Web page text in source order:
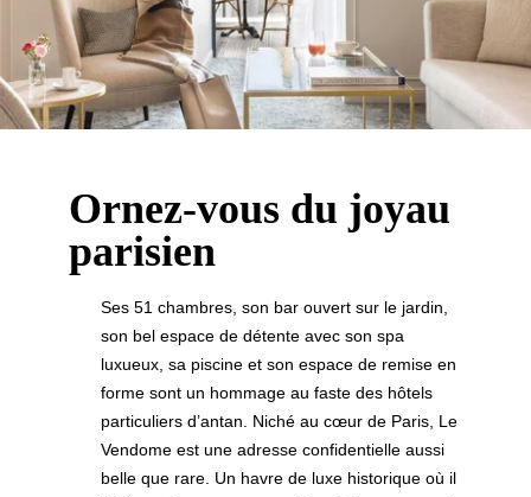
Ornez-vous du joyau
parisien
Ses 51 chambres, son bar ouvert sur le jardin,
son bel espace de détente avec son spa
luxueux, sa piscine et son espace de remise en
forme sont un hommage au faste des hôtels
particuliers d’antan. Niché au cœur de Paris, Le
Vendome est une adresse confidentielle aussi
belle que rare. Un havre de luxe historique où il